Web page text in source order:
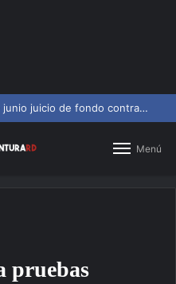
Tribunal aplaza para el 15 de junio juicio de fondo contra Jean Alain
Menú
pruebas